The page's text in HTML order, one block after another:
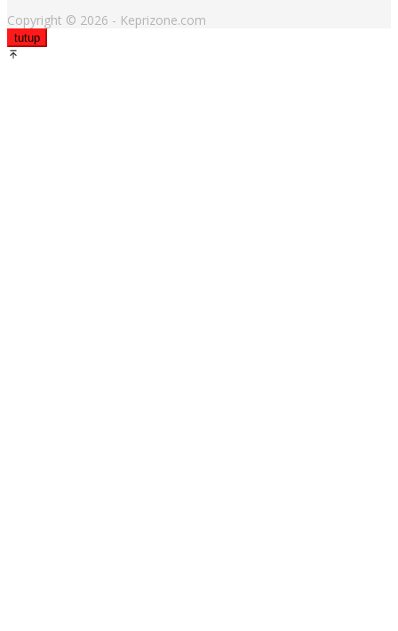
Copyright © 2026 - Keprizone.com
tutup